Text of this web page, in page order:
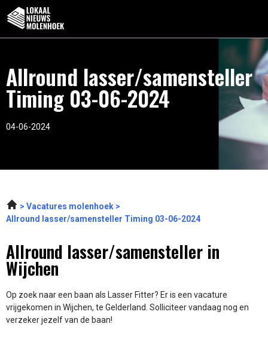
Allround lasser/samensteller
Timing 03-06-2024
04-06-2024
Vacatures molenhoek
Allround lasser/samensteller Timing 03-06-2024
Allround lasser/samensteller in
Wijchen
Op zoek naar een baan als Lasser Fitter? Er is een vacature
vrijgekomen in Wijchen, te Gelderland. Solliciteer vandaag nog en
verzeker jezelf van de baan!